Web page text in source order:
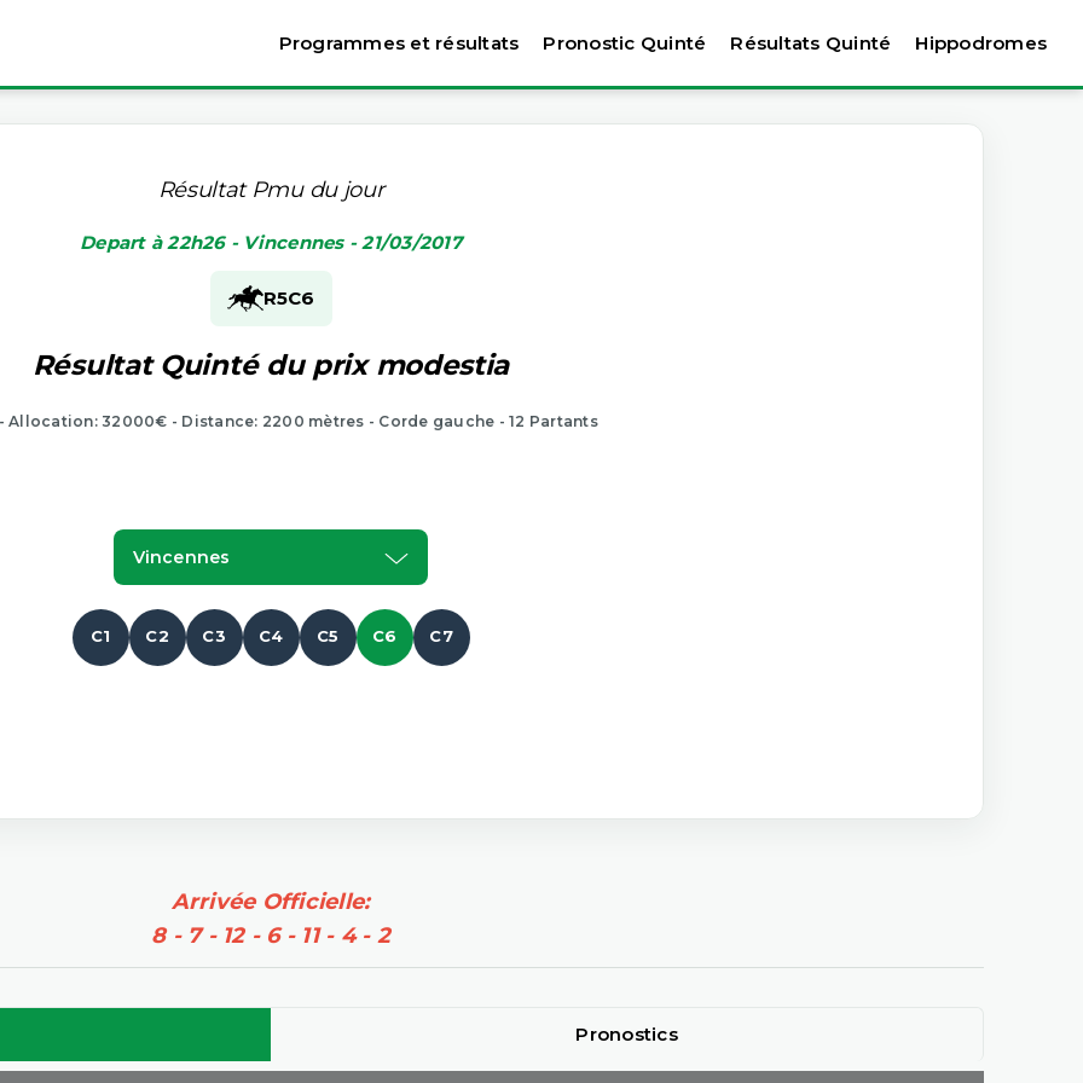
Programmes et résultats Pronostic Quinté Résultats Quinté Hippodromes
Résultat Pmu du jour
Depart à 22h26 - Vincennes - 21/03/2017
R5C6
Résultat Quinté du prix modestia
Allocation: 32000€ - Distance: 2200 mètres - Corde gauche - 12 Partants
Vincennes
C1 C2 C3 C4 C5 C6 C7
Arrivée Officielle:
8 - 7 - 12 - 6 - 11 - 4 - 2
Pronostics